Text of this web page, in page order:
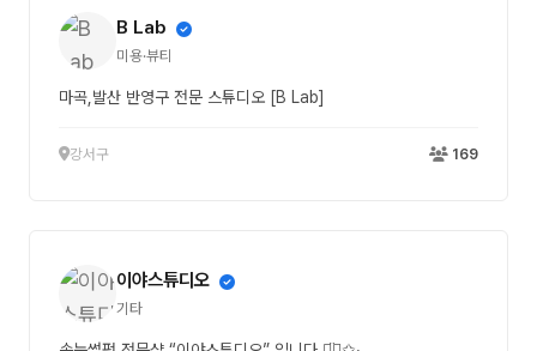
B Lab
미용·뷰티
마곡,발산 반영구 전문 스튜디오 [B Lab]
강서구 169
이야스튜디오
기타